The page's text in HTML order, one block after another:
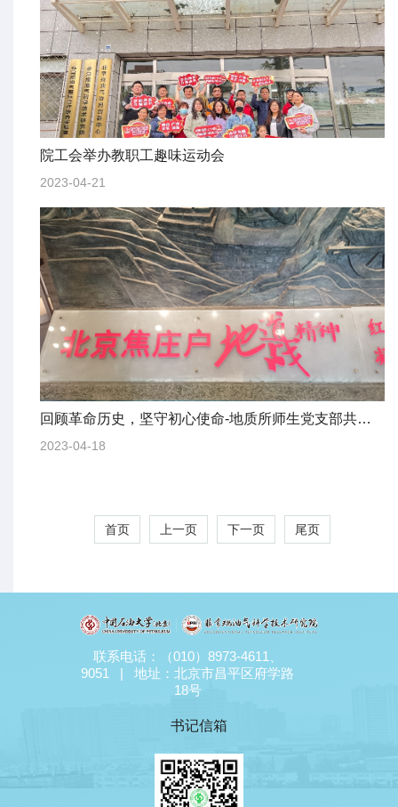
院工会举办教职工趣味运动会
2023-04-21
回顾革命历史，坚守初心使命-地质所师生党支部共建参观焦庄户地道战纪念馆
2023-04-18
首页 上一页 下一页 尾页
联系电话：（010）8973-4611、
9051 | 地址：北京市昌平区府学路
18号
书记信箱